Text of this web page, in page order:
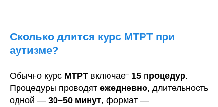
Сколько длится курс МТРТ при
аутизме?
Обычно курс МТРТ включает 15 процедур.
Процедуры проводят ежедневно, длительность
одной — 30–50 минут, формат —